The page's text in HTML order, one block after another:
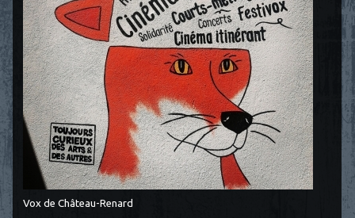
Vox de Château-Renard